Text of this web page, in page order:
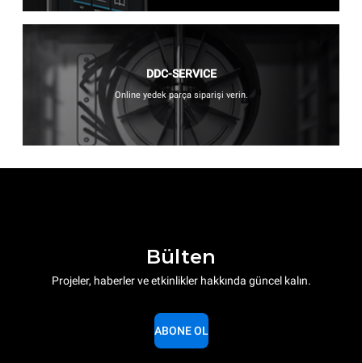
DDC-SERVICE
Online yedek parça siparişi verin.
Bülten
Projeler, haberler ve etkinlikler hakkında güncel kalın.
ABONE OL